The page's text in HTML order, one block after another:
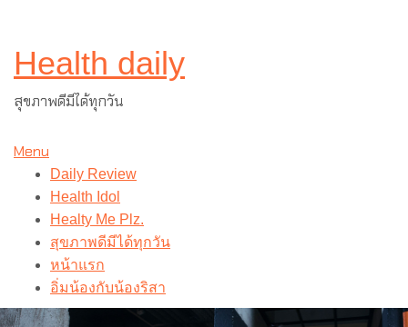
content
Health daily
สุขภาพดีมีได้ทุกวัน
Menu
Daily Review
Health Idol
Healty Me Plz.
สุขภาพดีมีได้ทุกวัน
หน้าแรก
อิ่มน้องกับน้องริสา